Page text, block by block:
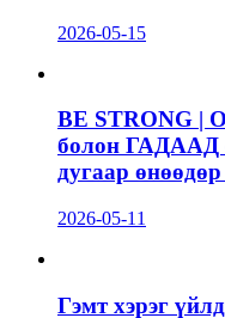
2026-05-15
BE STRONG |
болон ГАДААД
дугаар
2026-05-11
Гэмт хэрэг